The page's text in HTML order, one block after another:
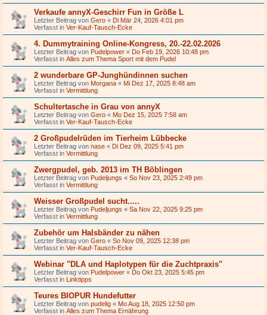
Verkaufe annyX-Geschirr Fun in Größe L
Letzter Beitrag von Gero « Di Mär 24, 2026 4:01 pm
Verfasst in Ver-Kauf-Tausch-Ecke
4. Dummytraining Online-Kongress, 20.-22.02.2026
Letzter Beitrag von Pudelpower « Do Feb 19, 2026 10:48 pm
Verfasst in Alles zum Thema Sport mit dem Pudel
2 wunderbare GP-Junghündinnen suchen
Letzter Beitrag von Morgana « Mi Dez 17, 2025 8:48 am
Verfasst in Vermittlung
Schultertasche in Grau von annyX
Letzter Beitrag von Gero « Mo Dez 15, 2025 7:58 am
Verfasst in Ver-Kauf-Tausch-Ecke
2 Großpudelrüden im Tierheim Lübbecke
Letzter Beitrag von nase « Di Dez 09, 2025 5:41 pm
Verfasst in Vermittlung
Zwergpudel, geb. 2013 im TH Böblingen
Letzter Beitrag von Pudeljungs « So Nov 23, 2025 2:49 pm
Verfasst in Vermittlung
Weisser Großpudel sucht.....
Letzter Beitrag von Pudeljungs « Sa Nov 22, 2025 9:25 pm
Verfasst in Vermittlung
Zubehör um Halsbänder zu nähen
Letzter Beitrag von Gero « So Nov 09, 2025 12:38 pm
Verfasst in Ver-Kauf-Tausch-Ecke
Webinar "DLA und Haplotypen für die Zuchtpraxis"
Letzter Beitrag von Pudelpower « Do Okt 23, 2025 5:45 pm
Verfasst in Linktipps
Teures BIOPUR Hundefutter
Letzter Beitrag von pudelig « Mo Aug 18, 2025 12:50 pm
Verfasst in Alles zum Thema Ernährung